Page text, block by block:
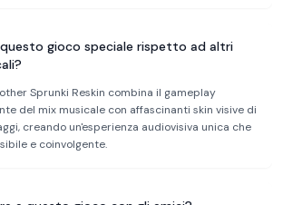
gioco speciale rispetto ad altri
Sprunki Reskin combina il gameplay
del mix musicale con affascinanti skin visive di
creando un'esperienza audiovisiva unica che
e coinvolgente.